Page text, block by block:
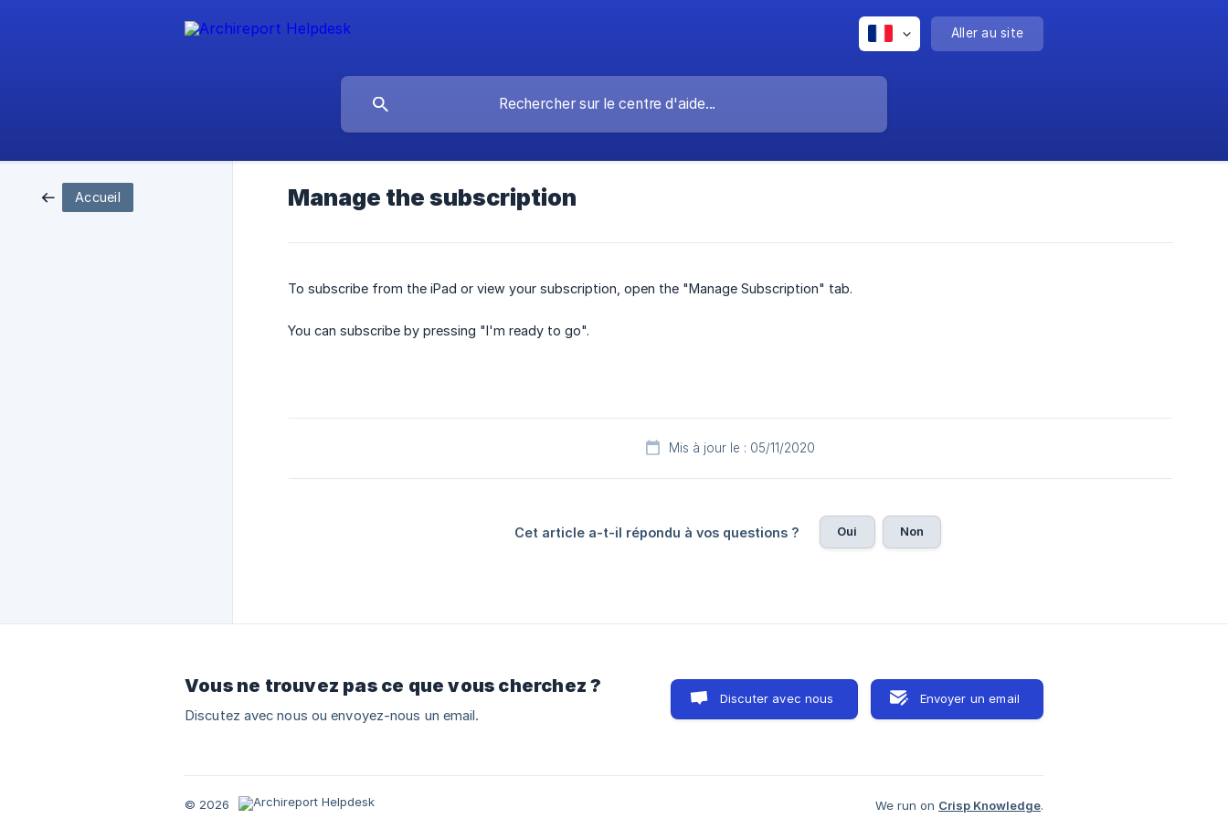
Aller au site
Accueil Manage the subscription
To subscribe from the iPad or view your subscription, open the "Manage Subscription" tab.
You can subscribe by pressing "I'm ready to go".
Mis à jour le : 05/11/2020
Cet article a-t-il répondu à vos questions ? Oui Non
Vous ne trouvez pas ce que vous cherchez ?
Discutez avec nous ou envoyez-nous un email.
Discuter avec nous Envoyer un email
© 2026 We run on Crisp Knowledge.